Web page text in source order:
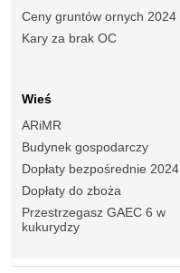
Ceny gruntów ornych 2024
Kary za brak OC
Wieś
ARiMR
Budynek gospodarczy
Dopłaty bezpośrednie 2024
Dopłaty do zboża
Przestrzegasz GAEC 6 w
kukurydzy